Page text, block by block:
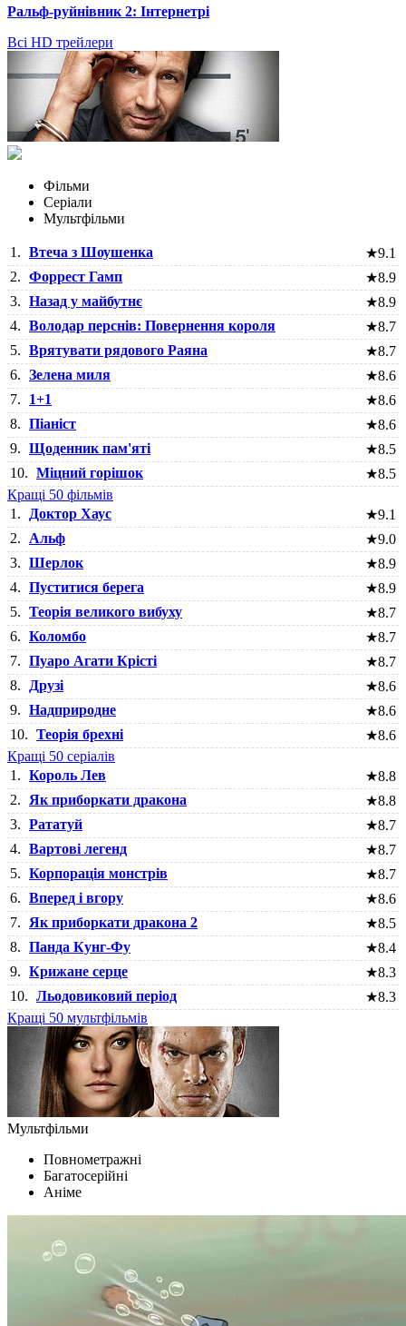
Ральф-руйнівник 2: Інтернетрі
Всі HD трейлери
Фільми
Серіали
Мультфільми
1. Втеча з Шоушенка ★9.1
2. Форрест Гамп ★8.9
3. Назад у майбутнє ★8.9
4. Володар перснів: Повернення короля ★8.7
5. Врятувати рядового Раяна ★8.7
6. Зелена миля ★8.6
7.
1+1 ★8.6
8. Піаніст ★8.6
9. Щоденник пам'яті ★8.5
10. Міцний горішок ★8.5
Кращі 50 фільмів
1.
Доктор Хаус ★9.1
2.
Альф ★9.0
3. Шерлок ★8.9
4. Пуститися берега ★8.9
5. Теорія великого вибуху ★8.7
6. Коломбо ★8.7
7. Пуаро Агати Крісті ★8.7
8.
Друзі ★8.6
9. Надприродне ★8.6
10. Теорія брехні ★8.6
Кращі 50 серіалів
1. Король Лев ★8.8
2.
Як приборкати дракона ★8.8
3. Рататуй ★8.7
4. Вартові легенд ★8.7
5. Корпорація монстрів ★8.7
6. Вперед і вгору ★8.6
7.
Як приборкати дракона 2 ★8.5
8. Панда Кунг-Фу ★8.4
9. Крижане серце ★8.3
10. Льодовиковий період ★8.3
Кращі 50 мультфільмів
Мультфільми
Повнометражні
Багатосерійні
Аніме